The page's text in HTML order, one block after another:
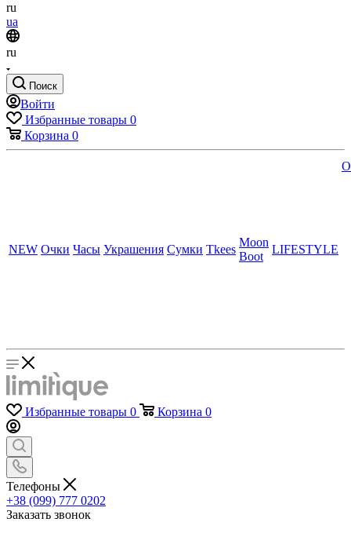
ru
ua
ru
Поиск
Войти
Избранные товары 0
Корзина 0
NEW Очки Часы Украшения Сумки Tkees
Moon
Boot
LIFESTYLE
Избранные товары 0 Корзина 0
Телефоны
+38 (099) 777 0202
Заказать звонок